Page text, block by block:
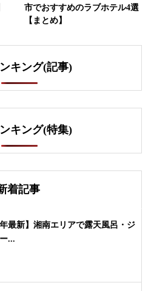
市でおすすめのラブホテル4選
【まとめ】
キング(記事)
キング(特集)
着記事
年最新】湘南エリアで露天風呂・ジ
...